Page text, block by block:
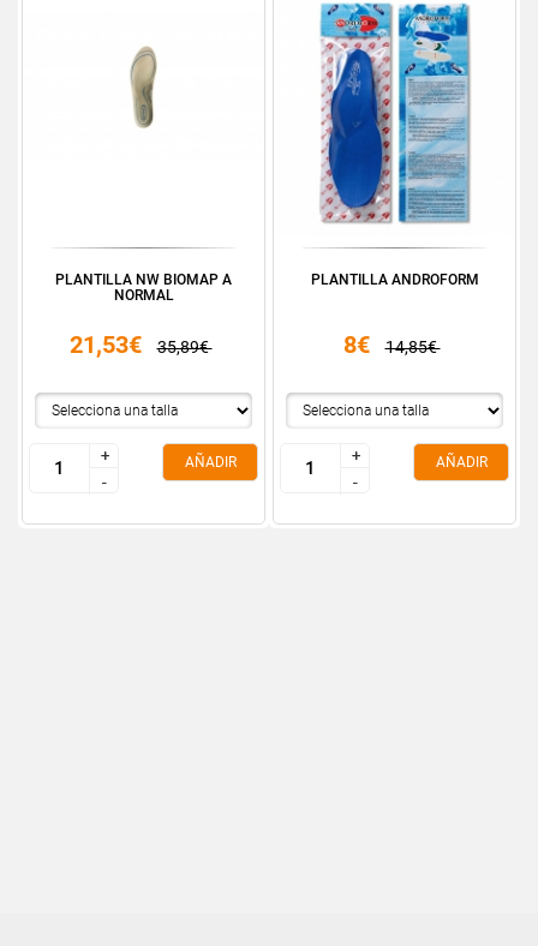
PLANTILLA NW BIOMAP A
NORMAL
21,53€ 35,89€
+
-
+
-
AÑADIR
PLANTILLA ANDROFORM
8€ 14,85€
+
-
+
-
AÑADIR